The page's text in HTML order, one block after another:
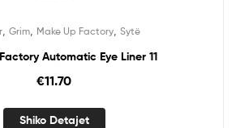
Grim Make Up Factory Sytë
Make up Factory Automatic Eye Liner 11
€11.70
Shiko Detajet